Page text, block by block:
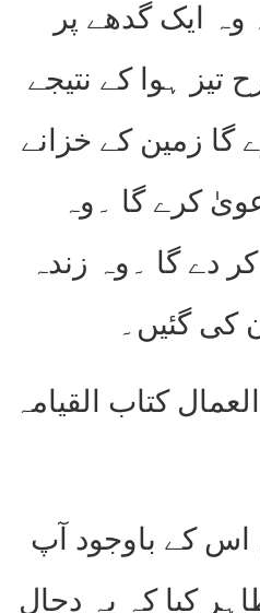
ایک گدھے پر
ہوا کے نتیجے
گا زمین کے خزانے
کرے گا ۔وہ
دے گا ۔وہ زندہ
کی گئیں۔
کتاب القیامہ
اس کے باوجود آپ
کیا کہ یہ دجال